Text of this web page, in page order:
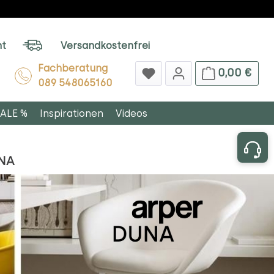
Versandkostenfrei
Fachberatung
089 548065160
0,00 €
% Inspirationen Videos